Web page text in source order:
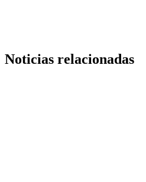
Noticias relacionadas